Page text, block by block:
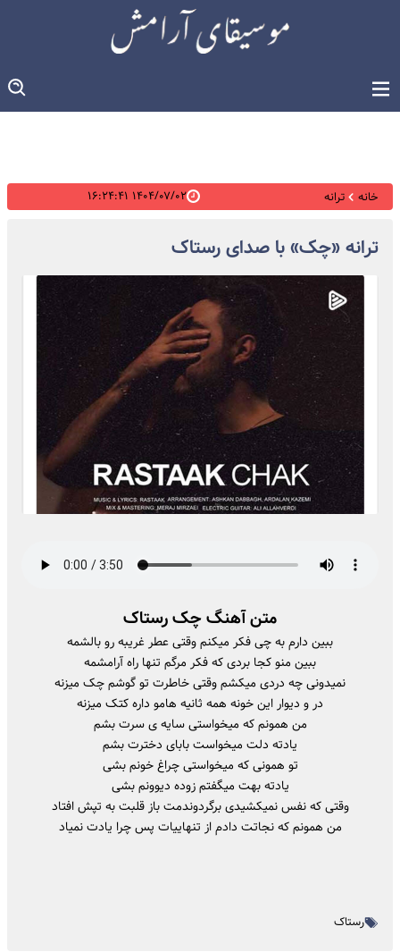
خانه ترانه ۱۴۰۴/۰۷/۰۲ ۱۶:۲۴:۴۱
ترانه «چک» با صدای رستاک
متن آهنگ چک رستاک
ببین دارم به چی فکر میکنم وقتی عطر غریبه رو بالشمه
ببین منو کجا بردی که فکر مرگم تنها راه آرامشمه
نمیدونی چه دردی میکشم وقتی خاطرت تو گوشم چک میزنه
در و دیوار این خونه همه ثانیه هامو داره کتک میزنه
من همونم که میخواستی سایه ی سرت بشم
یادته دلت میخواست بابای دخترت بشم
تو همونی که میخواستی چراغ خونم بشی
یادته بهت میگفتم زوده دیوونم بشی
وقتی که نفس نمیکشیدی برگردوندمت باز قلبت به تپش افتاد
من همونم که نجاتت دادم از تنهاییات پس چرا یادت نمیاد
رستاک